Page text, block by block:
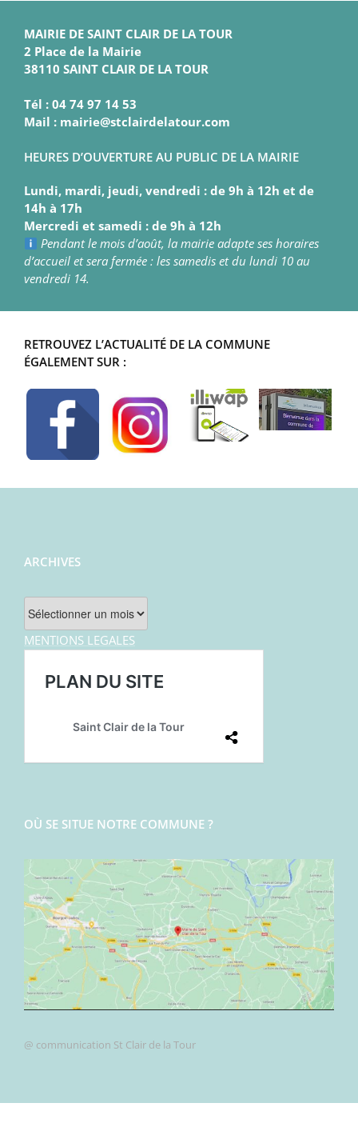
MAIRIE DE SAINT CLAIR DE LA TOUR
2 Place de la Mairie
38110 SAINT CLAIR DE LA TOUR
Tél : 04 74 97 14 53
Mail : mairie@stclairdelatour.com
HEURES D’OUVERTURE AU PUBLIC DE LA MAIRIE
Lundi, mardi, jeudi, vendredi : de 9h à 12h et de
14h à 17h
Mercredi et samedi : de 9h à 12h
Pendant le mois d’août, la mairie adapte ses horaires
d’accueil et sera fermée : les samedis et du lundi 10 au
vendredi 14.
RETROUVEZ L’ACTUALITÉ DE LA COMMUNE
ÉGALEMENT SUR :
ARCHIVES
Archives
MENTIONS LEGALES
OÙ SE SITUE NOTRE COMMUNE ?
@ communication St Clair de la Tour